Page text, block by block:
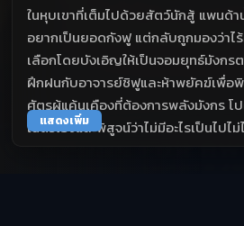
ในหุบเขาที่เต็มไปด้วยสัตว์นักสู้ แพนด้
อยากเป็นยอดกังฟู แต่กลับถูกมองว่าไ
เลือกโดยบังเอิญให้เป็นจอมยุทธ์มังกร
ฝึกฝนกับอาจารย์ชิฟูและห้าพยัคฆ์เพื่อ
ศัตรูผู้แค้นเคืองที่ต้องการพลังมังกร โ
ในตัวเองและพิสูจน์ว่าไม่มีอะไรเป็นไปไ
แสดงเพิ่ม